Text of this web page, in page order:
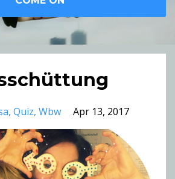
Quiz Wbw Apr 13, 2017